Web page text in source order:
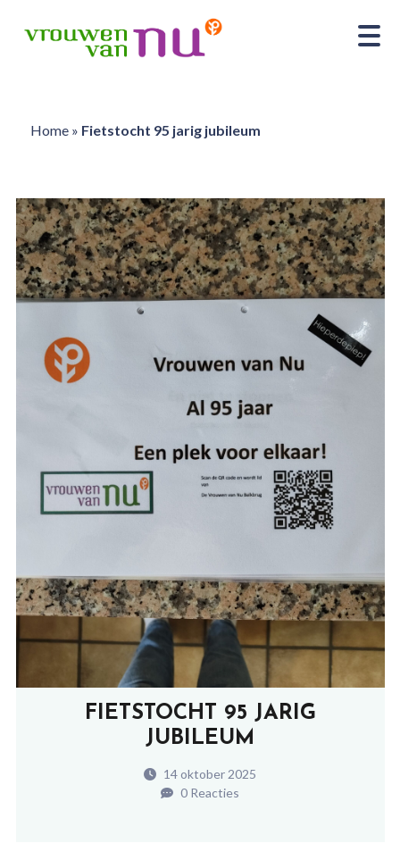
Home» Fietstocht 95 jarig jubileum
FIETSTOCHT 95 JARIG
JUBILEUM
14 oktober 2025
0 Reacties